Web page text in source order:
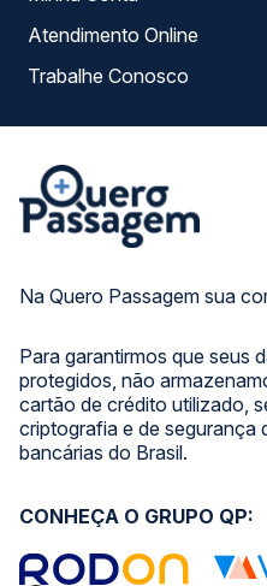
Na Quero Passagem sua
Para garantirmos que seus
protegidos, não
cartão de crédito utilizado,
criptografia e de segurança
bancárias do Brasil.
Atendimento Online
Trabalhe Conosco
CONHEÇA O GRUPO QP: